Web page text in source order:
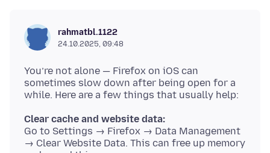
rahmatbl.1122
24.10.2025, 09:48
You’re not alone — Firefox on iOS can
sometimes slow down after being open for a
Clear cache and website data:
Go to Settings → Firefox → Data Management
→ Clear Website Data. This can free up memory